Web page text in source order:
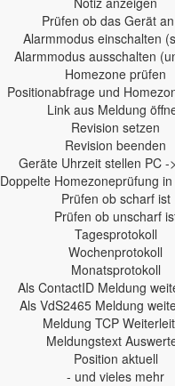
Prüfen ob das Gerät
Alarmmodus einschalten
Alarmmodus ausschalten
Homezone prüfen
Positionabfrage und
Link aus Meldung
Revision setzen
Revision beenden
Geräte Uhrzeit stellen PC -
Doppelte Homezoneprüfung
Prüfen ob scharf ist
Prüfen ob unscharf
Tagesprotokoll
Wochenprotokoll
Monatsprotokoll
Als ContactID Meldung
Als VdS2465 Meldung
Meldung TCP
Meldungstext
Position aktuell
- und vieles mehr